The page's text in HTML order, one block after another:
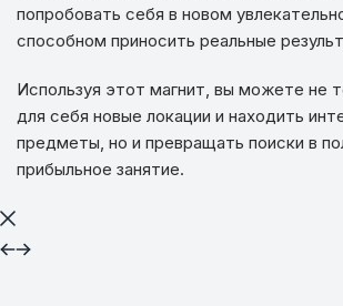
попробовать себя в новом
способном приносить реальные
Используя этот магнит, вы можете не
для себя новые локации и находить
предметы, но и превращать поиски в
прибыльное занятие.